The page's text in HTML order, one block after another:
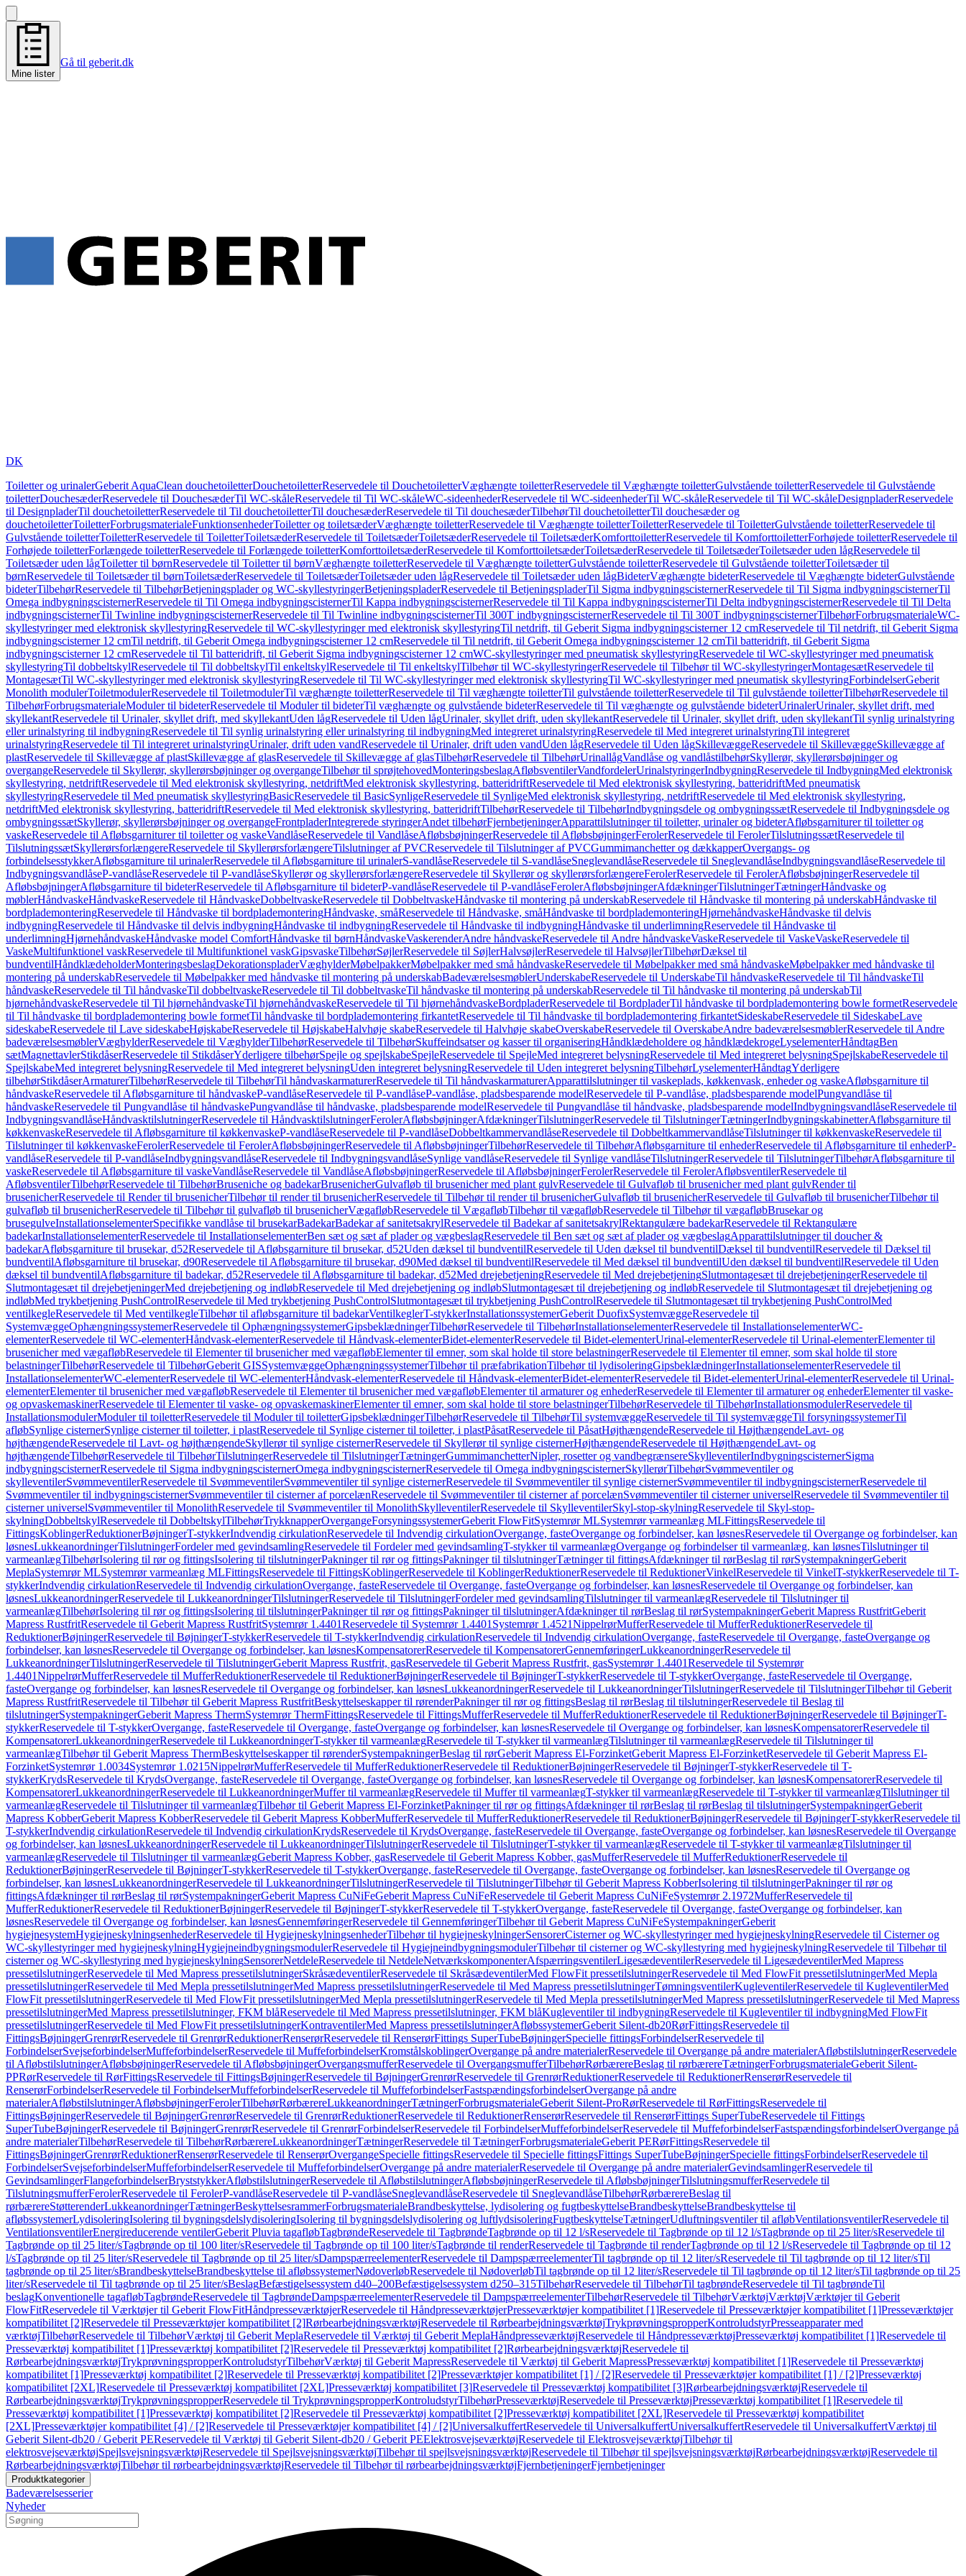
Mine lister
Gå til geberit.dk
DK
Toiletter og urinalerGeberit AquaClean douchetoiletterDouchetoiletterReservedele til DouchetoiletterVæghængte toiletterReservedele til Væghængte toiletterGulvstående toiletterReservedele til Gulvstående
toiletterDouchesæderReservedele til DouchesæderTil WC-skåleReservedele til Til WC-skåleWC-sideenhederReservedele til WC-sideenhederTil WC-skåleReservedele til Til WC-skåleDesignpladerReservedele
til DesignpladerTil douchetoiletterReservedele til Til douchetoiletterTil douchesæderReservedele til Til douchesæderTilbehørTil douchetoiletterTil douchesæder og
douchetoiletterToiletterForbrugsmaterialeFunktionsenhederToiletter og toiletsæderVæghængte toiletterReservedele til Væghængte toiletterToiletterReservedele til ToiletterGulvstående toiletterReservedele til
Gulvstående toiletterToiletterReservedele til ToiletterToiletsæderReservedele til ToiletsæderToiletsæderReservedele til ToiletsæderKomforttoiletterReservedele til KomforttoiletterForhøjede toiletterReservedele til
Forhøjede toiletterForlængede toiletterReservedele til Forlængede toiletterKomforttoiletsæderReservedele til KomforttoiletsæderToiletsæderReservedele til ToiletsæderToiletsæder uden lågReservedele til
Toiletsæder uden lågToiletter til børnReservedele til Toiletter til børnVæghængte toiletterReservedele til Væghængte toiletterGulvstående toiletterReservedele til Gulvstående toiletterToiletsæder til
børnReservedele til Toiletsæder til børnToiletsæderReservedele til ToiletsæderToiletsæder uden lågReservedele til Toiletsæder uden lågBideterVæghængte bideterReservedele til Væghængte bideterGulvstående
bideterTilbehørReservedele til TilbehørBetjeningsplader og WC-skyllestyringerBetjeningspladerReservedele til BetjeningspladerTil Sigma indbygningscisternerReservedele til Til Sigma indbygningscisternerTil
Omega indbygningscisternerReservedele til Til Omega indbygningscisternerTil Kappa indbygningscisternerReservedele til Til Kappa indbygningscisternerTil Delta indbygningscisternerReservedele til Til Delta
indbygningscisternerTil Twinline indbygningscisternerReservedele til Til Twinline indbygningscisternerTil 300T indbygningscisternerReservedele til Til 300T indbygningscisternerTilbehørForbrugsmaterialeWC-
skyllestyringer med elektronisk skyllestyringReservedele til WC-skyllestyringer med elektronisk skyllestyringTil netdrift, til Geberit Sigma indbygningscisterner 12 cmReservedele til Til netdrift, til Geberit Sigma
indbygningscisterner 12 cmTil netdrift, til Geberit Omega indbygningscisterner 12 cmReservedele til Til netdrift, til Geberit Omega indbygningscisterner 12 cmTil batteridrift, til Geberit Sigma
indbygningscisterner 12 cmReservedele til Til batteridrift, til Geberit Sigma indbygningscisterner 12 cmWC-skyllestyringer med pneumatisk skyllestyringReservedele til WC-skyllestyringer med pneumatisk
skyllestyringTil dobbeltskylReservedele til Til dobbeltskylTil enkeltskylReservedele til Til enkeltskylTilbehør til WC-skyllestyringerReservedele til Tilbehør til WC-skyllestyringerMontagesætReservedele til
MontagesætTil WC-skyllestyringer med elektronisk skyllestyringReservedele til Til WC-skyllestyringer med elektronisk skyllestyringTil WC-skyllestyringer med pneumatisk skyllestyringForbindelserGeberit
Monolith modulerToiletmodulerReservedele til ToiletmodulerTil væghængte toiletterReservedele til Til væghængte toiletterTil gulvstående toiletterReservedele til Til gulvstående toiletterTilbehørReservedele til
TilbehørForbrugsmaterialeModuler til bideterReservedele til Moduler til bideterTil væghængte og gulvstående bideterReservedele til Til væghængte og gulvstående bideterUrinalerUrinaler, skyllet drift, med
skyllekantReservedele til Urinaler, skyllet drift, med skyllekantUden lågReservedele til Uden lågUrinaler, skyllet drift, uden skyllekantReservedele til Urinaler, skyllet drift, uden skyllekantTil synlig urinalstyring
eller urinalstyring til indbygningReservedele til Til synlig urinalstyring eller urinalstyring til indbygningMed integreret urinalstyringReservedele til Med integreret urinalstyringTil integreret
urinalstyringReservedele til Til integreret urinalstyringUrinaler, drift uden vandReservedele til Urinaler, drift uden vandUden lågReservedele til Uden lågSkillevæggeReservedele til SkillevæggeSkillevægge af
plastReservedele til Skillevægge af plastSkillevægge af glasReservedele til Skillevægge af glasTilbehørReservedele til TilbehørUrinallågVandlåse og vandlåstilbehørSkyllerør, skyllerørsbøjninger og
overgangeReservedele til Skyllerør, skyllerørsbøjninger og overgangeTilbehør til sprøjtehovedMonteringsbeslagAfløbsventilerVandfordelerUrinalstyringerIndbygningReservedele til IndbygningMed elektronisk
skyllestyring, netdriftReservedele til Med elektronisk skyllestyring, netdriftMed elektronisk skyllestyring, batteridriftReservedele til Med elektronisk skyllestyring, batteridriftMed pneumatisk
skyllestyringReservedele til Med pneumatisk skyllestyringBasicReservedele til BasicSynligeReservedele til SynligeMed elektronisk skyllestyring, netdriftReservedele til Med elektronisk skyllestyring,
netdriftMed elektronisk skyllestyring, batteridriftReservedele til Med elektronisk skyllestyring, batteridriftTilbehørReservedele til TilbehørIndbygningsdele og ombygningssætReservedele til Indbygningsdele og
ombygningssætSkyllerør, skyllerørsbøjninger og overgangeFrontpladerIntegrerede styringerAndet tilbehørFjernbetjeningerApparattilslutninger til toiletter, urinaler og bideterAfløbsgarniturer til toiletter og
vaskeReservedele til Afløbsgarniturer til toiletter og vaskeVandlåseReservedele til VandlåseAfløbsbøjningerReservedele til AfløbsbøjningerFerolerReservedele til FerolerTilslutningssætReservedele til
TilslutningssætSkyllerørsforlængereReservedele til SkyllerørsforlængereTilslutninger af PVCReservedele til Tilslutninger af PVCGummimanchetter og dækkapperOvergangs- og
forbindelsesstykkerAfløbsgarniture til urinalerReservedele til Afløbsgarniture til urinalerS-vandlåseReservedele til S-vandlåseSneglevandlåseReservedele til SneglevandlåseIndbygningsvandlåseReservedele til
IndbygningsvandlåseP-vandlåseReservedele til P-vandlåseSkyllerør og skyllerørsforlængereReservedele til Skyllerør og skyllerørsforlængereFerolerReservedele til FerolerAfløbsbøjningerReservedele til
AfløbsbøjningerAfløbsgarniture til bideterReservedele til Afløbsgarniture til bideterP-vandlåseReservedele til P-vandlåseFerolerAfløbsbøjningerAfdækningerTilslutningerTætningerHåndvaske og
møblerHåndvaskeHåndvaskeReservedele til HåndvaskeDobbeltvaskeReservedele til DobbeltvaskeHåndvaske til montering på underskabReservedele til Håndvaske til montering på underskabHåndvaske til
bordplademonteringReservedele til Håndvaske til bordplademonteringHåndvaske, småReservedele til Håndvaske, småHåndvaske til bordplademonteringHjørnehåndvaskeHåndvaske til delvis
indbygningReservedele til Håndvaske til delvis indbygningHåndvaske til indbygningReservedele til Håndvaske til indbygningHåndvaske til underlimningReservedele til Håndvaske til
underlimningHjørnehåndvaskeHåndvaske model ComfortHåndvaske til børnHåndvaskeVaskerenderAndre håndvaskeReservedele til Andre håndvaskeVaskeReservedele til VaskeVaskeReservedele til
VaskeMultifunktionel vaskReservedele til Multifunktionel vaskGipsvaskeTilbehørSøjlerReservedele til SøjlerHalvsøjlerReservedele til HalvsøjlerTilbehørDæksel til
bundventilHåndklædeholderMonteringsbeslagDekorationspladerVæghylderMøbelpakkerMøbelpakker med små håndvaskeReservedele til Møbelpakker med små håndvaskeMøbelpakker med håndvaske til
montering på underskabReservedele til Møbelpakker med håndvaske til montering på underskabBadeværelsesmøblerUnderskabeReservedele til UnderskabeTil håndvaskeReservedele til Til håndvaskeTil
håndvaskeReservedele til Til håndvaskeTil dobbeltvaskeReservedele til Til dobbeltvaskeTil håndvaske til montering på underskabReservedele til Til håndvaske til montering på underskabTil
hjørnehåndvaskeReservedele til Til hjørnehåndvaskeTil hjørnehåndvaskeReservedele til Til hjørnehåndvaskeBordpladerReservedele til BordpladerTil håndvaske til bordplademontering bowle formetReservedele
til Til håndvaske til bordplademontering bowle formetTil håndvaske til bordplademontering firkantetReservedele til Til håndvaske til bordplademontering firkantetSideskabeReservedele til SideskabeLave
sideskabeReservedele til Lave sideskabeHøjskabeReservedele til HøjskabeHalvhøje skabeReservedele til Halvhøje skabeOverskabeReservedele til OverskabeAndre badeværelsesmøblerReservedele til Andre
badeværelsesmøblerVæghylderReservedele til VæghylderTilbehørReservedele til TilbehørSkuffeindsatser og kasser til organiseringHåndklædeholdere og håndklædekrogeLyselementerHåndtagBen
sætMagnettavlerStikdåserReservedele til StikdåserYderligere tilbehørSpejle og spejlskabeSpejleReservedele til SpejleMed integreret belysningReservedele til Med integreret belysningSpejlskabeReservedele til
SpejlskabeMed integreret belysningReservedele til Med integreret belysningUden integreret belysningReservedele til Uden integreret belysningTilbehørLyselementerHåndtagYderligere
tilbehørStikdåserArmaturerTilbehørReservedele til TilbehørTil håndvaskarmaturerReservedele til Til håndvaskarmaturerApparattilslutninger til vaskeplads, køkkenvask, enheder og vaskeAfløbsgarniture til
håndvaskeReservedele til Afløbsgarniture til håndvaskeP-vandlåseReservedele til P-vandlåseP-vandlåse, pladsbesparende modelReservedele til P-vandlåse, pladsbesparende modelPungvandlåse til
håndvaskeReservedele til Pungvandlåse til håndvaskePungvandlåse til håndvaske, pladsbesparende modelReservedele til Pungvandlåse til håndvaske, pladsbesparende modelIndbygningsvandlåseReservedele til
IndbygningsvandlåseHåndvasktilslutningerReservedele til HåndvasktilslutningerFerolerAfløbsbøjningerAfdækningerTilslutningerReservedele til TilslutningerTætningerIndbygningskabinetterAfløbsgarniture til
køkkenvaskeReservedele til Afløbsgarniture til køkkenvaskeP-vandlåseReservedele til P-vandlåseDobbeltkammervandlåseReservedele til DobbeltkammervandlåseTilslutninger til køkkenvaskeReservedele til
Tilslutninger til køkkenvaskeFerolerReservedele til FerolerAfløbsbøjningerReservedele til AfløbsbøjningerTilbehørReservedele til TilbehørAfløbsgarniture til enhederReservedele til Afløbsgarniture til enhederP-
vandlåseReservedele til P-vandlåseIndbygningsvandlåseReservedele til IndbygningsvandlåseSynlige vandlåseReservedele til Synlige vandlåseTilslutningerReservedele til TilslutningerTilbehørAfløbsgarniture til
vaskeReservedele til Afløbsgarniture til vaskeVandlåseReservedele til VandlåseAfløbsbøjningerReservedele til AfløbsbøjningerFerolerReservedele til FerolerAfløbsventilerReservedele til
AfløbsventilerTilbehørReservedele til TilbehørBruseniche og badekarBrusenicherGulvafløb til brusenicher med plant gulvReservedele til Gulvafløb til brusenicher med plant gulvRender til
brusenicherReservedele til Render til brusenicherTilbehør til render til brusenicherReservedele til Tilbehør til render til brusenicherGulvafløb til brusenicherReservedele til Gulvafløb til brusenicherTilbehør til
gulvafløb til brusenicherReservedele til Tilbehør til gulvafløb til brusenicherVægafløbReservedele til VægafløbTilbehør til vægafløbReservedele til Tilbehør til vægafløbBrusekar og
brusegulveInstallationselementerSpecifikke vandlåse til brusekarBadekarBadekar af sanitetsakrylReservedele til Badekar af sanitetsakrylRektangulære badekarReservedele til Rektangulære
badekarInstallationselementerReservedele til InstallationselementerBen sæt og sæt af plader og vægbeslagReservedele til Ben sæt og sæt af plader og vægbeslagApparattilslutninger til doucher &
badekarAfløbsgarniture til brusekar, d52Reservedele til Afløbsgarniture til brusekar, d52Uden dæksel til bundventilReservedele til Uden dæksel til bundventilDæksel til bundventilReservedele til Dæksel til
bundventilAfløbsgarniture til brusekar, d90Reservedele til Afløbsgarniture til brusekar, d90Med dæksel til bundventilReservedele til Med dæksel til bundventilUden dæksel til bundventilReservedele til Uden
dæksel til bundventilAfløbsgarniture til badekar, d52Reservedele til Afløbsgarniture til badekar, d52Med drejebetjeningReservedele til Med drejebetjeningSlutmontagesæt til drejebetjeningerReservedele til
Slutmontagesæt til drejebetjeningerMed drejebetjening og indløbReservedele til Med drejebetjening og indløbSlutmontagesæt til drejebetjening og indløbReservedele til Slutmontagesæt til drejebetjening og
indløbMed trykbetjening PushControlReservedele til Med trykbetjening PushControlSlutmontagesæt til trykbetjening PushControlReservedele til Slutmontagesæt til trykbetjening PushControlMed
ventilkegleReservedele til Med ventilkegleTilbehør til afløbsgarniture til badekarVentilkeglerT-stykkerInstallationssystemerGeberit DuofixSystemvæggeReservedele til
SystemvæggeOphængningssystemerReservedele til OphængningssystemerGipsbeklædningerTilbehørReservedele til TilbehørInstallationselementerReservedele til InstallationselementerWC-
elementerReservedele til WC-elementerHåndvask-elementerReservedele til Håndvask-elementerBidet-elementerReservedele til Bidet-elementerUrinal-elementerReservedele til Urinal-elementerElementer til
brusenicher med vægafløbReservedele til Elementer til brusenicher med vægafløbElementer til emner, som skal holde til store belastningerReservedele til Elementer til emner, som skal holde til store
belastningerTilbehørReservedele til TilbehørGeberit GISSystemvæggeOphængningssystemerTilbehør til præfabrikationTilbehør til lydisoleringGipsbeklædningerInstallationselementerReservedele til
InstallationselementerWC-elementerReservedele til WC-elementerHåndvask-elementerReservedele til Håndvask-elementerBidet-elementerReservedele til Bidet-elementerUrinal-elementerReservedele til Urinal-
elementerElementer til brusenicher med vægafløbReservedele til Elementer til brusenicher med vægafløbElementer til armaturer og enhederReservedele til Elementer til armaturer og enhederElementer til vaske-
og opvaskemaskinerReservedele til Elementer til vaske- og opvaskemaskinerElementer til emner, som skal holde til store belastningerTilbehørReservedele til TilbehørInstallationsmodulerReservedele til
InstallationsmodulerModuler til toiletterReservedele til Moduler til toiletterGipsbeklædningerTilbehørReservedele til TilbehørTil systemvæggeReservedele til Til systemvæggeTil forsyningssystemerTil
afløbSynlige cisternerSynlige cisterner til toiletter, i plastReservedele til Synlige cisterner til toiletter, i plastPåsatReservedele til PåsatHøjthængendeReservedele til HøjthængendeLavt- og
højthængendeReservedele til Lavt- og højthængendeSkyllerør til synlige cisternerReservedele til Skyllerør til synlige cisternerHøjthængendeReservedele til HøjthængendeLavt- og
højthængendeTilbehørReservedele til TilbehørTilslutningerReservedele til TilslutningerTætningerGummimanchetterNipler, rosetter og vandbegrænsereSkylleventilerIndbygningscisternerSigma
indbygningscisternerReservedele til Sigma indbygningscisternerOmega indbygningscisternerReservedele til Omega indbygningscisternerSkyllerørTilbehørSvømmeventiler og
skylleventilerSvømmeventilerReservedele til SvømmeventilerSvømmeventiler til synlige cisternerReservedele til Svømmeventiler til synlige cisternerSvømmeventiler til indbygningscisternerReservedele til
Svømmeventiler til indbygningscisternerSvømmeventiler til cisterner af porcelænReservedele til Svømmeventiler til cisterner af porcelænSvømmeventiler til cisterner universelReservedele til Svømmeventiler til
cisterner universelSvømmeventiler til MonolithReservedele til Svømmeventiler til MonolithSkylleventilerReservedele til SkylleventilerSkyl-stop-skylningReservedele til Skyl-stop-
skylningDobbeltskylReservedele til DobbeltskylTilbehørTrykknapperOvergangeForsyningssystemerGeberit FlowFitSystemrør MLSystemrør varmeanlæg MLFittingsReservedele til
FittingsKoblingerReduktionerBøjningerT-stykkerIndvendig cirkulationReservedele til Indvendig cirkulationOvergange, fasteOvergange og forbindelser, kan løsnesReservedele til Overgange og forbindelser, kan
løsnesLukkeanordningerTilslutningerFordeler med gevindsamlingReservedele til Fordeler med gevindsamlingT-stykker til varmeanlægOvergange og forbindelser til varmeanlæg, kan løsnesTilslutninger til
varmeanlægTilbehørIsolering til rør og fittingsIsolering til tilslutningerPakninger til rør og fittingsPakninger til tilslutningerTætninger til fittingsAfdækninger til rørBeslag til rørSystempakningerGeberit
MeplaSystemrør MLSystemrør varmeanlæg MLFittingsReservedele til FittingsKoblingerReservedele til KoblingerReduktionerReservedele til ReduktionerVinkelReservedele til VinkelT-stykkerReservedele til T-
stykkerIndvendig cirkulationReservedele til Indvendig cirkulationOvergange, fasteReservedele til Overgange, fasteOvergange og forbindelser, kan løsnesReservedele til Overgange og forbindelser, kan
løsnesLukkeanordningerReservedele til LukkeanordningerTilslutningerReservedele til TilslutningerFordeler med gevindsamlingTilslutninger til varmeanlægReservedele til Tilslutninger til
varmeanlægTilbehørIsolering til rør og fittingsIsolering til tilslutningerPakninger til rør og fittingsPakninger til tilslutningerAfdækninger til rørBeslag til rørSystempakningerGeberit Mapress RustfritGeberit
Mapress RustfritReservedele til Geberit Mapress RustfritSystemrør 1.4401Reservedele til Systemrør 1.4401 Systemrør 1.4521NippelrørMufferReservedele til MufferReduktionerReservedele til
ReduktionerBøjningerReservedele til BøjningerT-stykkerReservedele til T-stykkerIndvendig cirkulationReservedele til Indvendig cirkulationOvergange, fasteReservedele til Overgange, fasteOvergange og
forbindelser, kan løsnesReservedele til Overgange og forbindelser, kan løsnesKompensatorerReservedele til KompensatorerGennemføringerLukkeanordningerReservedele til
LukkeanordningerTilslutningerReservedele til TilslutningerGeberit Mapress Rustfrit, gasReservedele til Geberit Mapress Rustfrit, gasSystemrør 1.4401Reservedele til Systemrør
1.4401NippelrørMufferReservedele til MufferReduktionerReservedele til ReduktionerBøjningerReservedele til BøjningerT-stykkerReservedele til T-stykkerOvergange, fasteReservedele til Overgange,
fasteOvergange og forbindelser, kan løsnesReservedele til Overgange og forbindelser, kan løsnesLukkeanordningerReservedele til LukkeanordningerTilslutningerReservedele til TilslutningerTilbehør til Geberit
Mapress RustfritReservedele til Tilbehør til Geberit Mapress RustfritBeskyttelseskapper til rørenderPakninger til rør og fittingsBeslag til rørBeslag til tilslutningerReservedele til Beslag til
tilslutningerSystempakningerGeberit Mapress ThermSystemrør ThermFittingsReservedele til FittingsMufferReservedele til MufferReduktionerReservedele til ReduktionerBøjningerReservedele til BøjningerT-
stykkerReservedele til T-stykkerOvergange, fasteReservedele til Overgange, fasteOvergange og forbindelser, kan løsnesReservedele til Overgange og forbindelser, kan løsnesKompensatorerReservedele til
KompensatorerLukkeanordningerReservedele til LukkeanordningerT-stykker til varmeanlægReservedele til T-stykker til varmeanlægTilslutninger til varmeanlægReservedele til Tilslutninger til
varmeanlægTilbehør til Geberit Mapress ThermBeskyttelseskapper til rørenderSystempakningerBeslag til rørGeberit Mapress El-ForzinketGeberit Mapress El-ForzinketReservedele til Geberit Mapress El-
ForzinketSystemrør 1.0034Systemrør 1.0215NippelrørMufferReservedele til MufferReduktionerReservedele til ReduktionerBøjningerReservedele til BøjningerT-stykkerReservedele til T-
stykkerKrydsReservedele til KrydsOvergange, fasteReservedele til Overgange, fasteOvergange og forbindelser, kan løsnesReservedele til Overgange og forbindelser, kan løsnesKompensatorerReservedele til
KompensatorerLukkeanordningerReservedele til LukkeanordningerMuffer til varmeanlægReservedele til Muffer til varmeanlægT-stykker til varmeanlægReservedele til T-stykker til varmeanlægTilslutninger til
varmeanlægReservedele til Tilslutninger til varmeanlægTilbehør til Geberit Mapress El-ForzinketPakninger til rør og fittingsAfdækninger til rørBeslag til rørBeslag til tilslutningerSystempakningerGeberit
Mapress KobberGeberit Mapress KobberReservedele til Geberit Mapress KobberMufferReservedele til MufferReduktionerReservedele til ReduktionerBøjningerReservedele til BøjningerT-stykkerReservedele til
T-stykkerIndvendig cirkulationReservedele til Indvendig cirkulationKrydsReservedele til KrydsOvergange, fasteReservedele til Overgange, fasteOvergange og forbindelser, kan løsnesReservedele til Overgange
og forbindelser, kan løsnesLukkeanordningerReservedele til LukkeanordningerTilslutningerReservedele til TilslutningerT-stykker til varmeanlægReservedele til T-stykker til varmeanlægTilslutninger til
varmeanlægReservedele til Tilslutninger til varmeanlægGeberit Mapress Kobber, gasReservedele til Geberit Mapress Kobber, gasMufferReservedele til MufferReduktionerReservedele til
ReduktionerBøjningerReservedele til BøjningerT-stykkerReservedele til T-stykkerOvergange, fasteReservedele til Overgange, fasteOvergange og forbindelser, kan løsnesReservedele til Overgange og
forbindelser, kan løsnesLukkeanordningerReservedele til LukkeanordningerTilslutningerReservedele til TilslutningerTilbehør til Geberit Mapress KobberIsolering til tilslutningerPakninger til rør og
fittingsAfdækninger til rørBeslag til rørSystempakningerGeberit Mapress CuNiFeGeberit Mapress CuNiFeReservedele til Geberit Mapress CuNiFeSystemrør 2.1972MufferReservedele til
MufferReduktionerReservedele til ReduktionerBøjningerReservedele til BøjningerT-stykkerReservedele til T-stykkerOvergange, fasteReservedele til Overgange, fasteOvergange og forbindelser, kan
løsnesReservedele til Overgange og forbindelser, kan løsnesGennemføringerReservedele til GennemføringerTilbehør til Geberit Mapress CuNiFeSystempakningerGeberit
hygiejnesystemHygiejneskylningsenhederReservedele til HygiejneskylningsenhederTilbehør til hygiejneskylningerSensorerCisterner og WC-skyllestyringer med hygiejneskylningReservedele til Cisterner og
WC-skyllestyringer med hygiejneskylningHygiejneindbygningsmodulerReservedele til HygiejneindbygningsmodulerTilbehør til cisterner og WC-skyllestyring med hygiejneskylningReservedele til Tilbehør til
cisterner og WC-skyllestyring med hygiejneskylningSensorerNetdeleReservedele til NetdeleNetværkskomponenterAfspærringsventilerLigesædeventilerReservedele til LigesædeventilerMed Mapress
pressetilslutningerReservedele til Med Mapress pressetilslutningerSkråsædeventilerReservedele til SkråsædeventilerMed FlowFit pressetilslutningerReservedele til Med FlowFit pressetilslutningerMed Mepla
pressetilslutningerReservedele til Med Mepla pressetilslutningerMed Mapress pressetilslutningerReservedele til Med Mapress pressetilslutningerTømningsventilerKugleventilerReservedele til KugleventilerMed
FlowFit pressetilslutningerReservedele til Med FlowFit pressetilslutningerMed Mepla pressetilslutningerReservedele til Med Mepla pressetilslutningerMed Mapress pressetilslutningerReservedele til Med Mapress
pressetilslutningerMed Mapress pressetilslutninger, FKM blåReservedele til Med Mapress pressetilslutninger, FKM blåKugleventiler til indbygningReservedele til Kugleventiler til indbygningMed FlowFit
pressetilslutningerReservedele til Med FlowFit pressetilslutningerKontraventilerMed Mapress pressetilslutningerAfløbssystemerGeberit Silent-db20RørFittingsReservedele til
FittingsBøjningerGrenrørReservedele til GrenrørReduktionerRenserørReservedele til RenserørFittings SuperTubeBøjningerSpecielle fittingsForbindelserReservedele til
ForbindelserSvejseforbindelserMuffeforbindelserReservedele til MuffeforbindelserKromstålskoblingerOvergange på andre materialerReservedele til Overgange på andre materialerAfløbstilslutningerReservedele
til AfløbstilslutningerAfløbsbøjningerReservedele til AfløbsbøjningerOvergangsmufferReservedele til OvergangsmufferTilbehørRørbærereBeslag til rørbærereTætningerForbrugsmaterialeGeberit Silent-
PPRørReservedele til RørFittingsReservedele til FittingsBøjningerReservedele til BøjningerGrenrørReservedele til GrenrørReduktionerReservedele til ReduktionerRenserørReservedele til
RenserørForbindelserReservedele til ForbindelserMuffeforbindelserReservedele til MuffeforbindelserFastspændingsforbindelserOvergange på andre
materialerAfløbstilslutningerAfløbsbøjningerFerolerTilbehørRørbærereLukkeanordningerTætningerForbrugsmaterialeGeberit Silent-ProRørReservedele til RørFittingsReservedele til
FittingsBøjningerReservedele til BøjningerGrenrørReservedele til GrenrørReduktionerReservedele til ReduktionerRenserørReservedele til RenserørFittings SuperTubeReservedele til Fittings
SuperTubeBøjningerReservedele til BøjningerGrenrørReservedele til GrenrørForbindelserReservedele til ForbindelserMuffeforbindelserReservedele til MuffeforbindelserFastspændingsforbindelserOvergange på
andre materialerTilbehørReservedele til TilbehørRørbærereLukkeanordningerTætningerReservedele til TætningerForbrugsmaterialeGeberit PERørFittingsReservedele til
FittingsBøjningerGrenrørReduktionerRenserørReservedele til RenserørOvergangeSpecielle fittingsReservedele til Specielle fittingsFittings SuperTubeBøjningerSpecielle fittingsForbindelserReservedele til
ForbindelserSvejseforbindelserMuffeforbindelserReservedele til MuffeforbindelserOvergange på andre materialerReservedele til Overgange på andre materialerGevindsamlingerReservedele til
GevindsamlingerFlangeforbindelserBryststykkerAfløbstilslutningerReservedele til AfløbstilslutningerAfløbsbøjningerReservedele til AfløbsbøjningerTilslutningsmufferReservedele til
TilslutningsmufferFerolerReservedele til FerolerP-vandlåseReservedele til P-vandlåseSneglevandlåseReservedele til SneglevandlåseTilbehørRørbærereBeslag til
rørbærereStøtterenderLukkeanordningerTætningerBeskyttelsesrammerForbrugsmaterialeBrandbeskyttelse, lydisolering og fugtbeskyttelseBrandbeskyttelseBrandbeskyttelse til
afløbssystemerLydisoleringIsolering til bygningsdelslydisoleringIsolering til bygningsdelslydisolering og luftlydsisoleringFugtbeskyttelseTætningerUdluftningsventiler til afløbVentilationsventilerReservedele til
VentilationsventilerEnergireducerende ventilerGeberit Pluvia tagafløbTagbrøndeReservedele til TagbrøndeTagbrønde op til 12 l/sReservedele til Tagbrønde op til 12 l/sTagbrønde op til 25 liter/sReservedele til
Tagbrønde op til 25 liter/sTagbrønde op til 100 liter/sReservedele til Tagbrønde op til 100 liter/sTagbrønde til renderReservedele til Tagbrønde til renderTagbrønde op til 12 l/sReservedele til Tagbrønde op til 12
l/sTagbrønde op til 25 liter/sReservedele til Tagbrønde op til 25 liter/sDampspærreelementerReservedele til DampspærreelementerTil tagbrønde op til 12 liter/sReservedele til Til tagbrønde op til 12 liter/sTil
tagbrønde op til 25 liter/sBrandbeskyttelseBrandbeskyttelse til afløbssystemerNødoverløbReservedele til NødoverløbTil tagbrønde op til 12 liter/sReservedele til Til tagbrønde op til 12 liter/sTil tagbrønde op til 25
liter/sReservedele til Til tagbrønde op til 25 liter/sBeslagBefæstigelsessystem d40–200Befæstigelsessystem d250–315TilbehørReservedele til TilbehørTil tagbrøndeReservedele til Til tagbrøndeTil
beslagKonventionelle tagafløbTagbrøndeReservedele til TagbrøndeDampspærreelementerReservedele til DampspærreelementerTilbehørReservedele til TilbehørVærktøjVærktøjVærktøjer til Geberit
FlowFitReservedele til Værktøjer til Geberit FlowFitHåndpresseværktøjerReservedele til HåndpresseværktøjerPresseværktøjer kompatibilitet [1]Reservedele til Presseværktøjer kompatibilitet [1]Presseværktøjer
kompatibilitet [2]Reservedele til Presseværktøjer kompatibilitet [2]RørbearbejdningsværktøjReservedele til RørbearbejdningsværktøjTrykprøvningspropperKontroludstyrPresseapparater med
værktøjTilbehørReservedele til TilbehørVærktøj til Geberit MeplaReservedele til Værktøj til Geberit MeplaHåndpresseværktøjReservedele til HåndpresseværktøjPresseværktøj kompatibilitet [1]Reservedele til
Presseværktøj kompatibilitet [1]Presseværktøj kompatibilitet [2]Reservedele til Presseværktøj kompatibilitet [2]RørbearbejdningsværktøjReservedele til
RørbearbejdningsværktøjTrykprøvningspropperKontroludstyrTilbehørVærktøj til Geberit MapressReservedele til Værktøj til Geberit MapressPresseværktøj kompatibilitet [1]Reservedele til Presseværktøj
kompatibilitet [1]Presseværktøj kompatibilitet [2]Reservedele til Presseværktøj kompatibilitet [2]Presseværktøjer kompatibilitet [1] / [2]Reservedele til Presseværktøjer kompatibilitet [1] / [2]Presseværktøj
kompatibilitet [2XL]Reservedele til Presseværktøj kompatibilitet [2XL]Presseværktøj kompatibilitet [3]Reservedele til Presseværktøj kompatibilitet [3]RørbearbejdningsværktøjReservedele til
RørbearbejdningsværktøjTrykprøvningspropperReservedele til TrykprøvningspropperKontroludstyrTilbehørPresseværktøjReservedele til PresseværktøjPresseværktøj kompatibilitet [1]Reservedele til
Presseværktøj kompatibilitet [1]Presseværktøj kompatibilitet [2]Reservedele til Presseværktøj kompatibilitet [2]Presseværktøj kompatibilitet [2XL]Reservedele til Presseværktøj kompatibilitet
[2XL]Presseværktøjer kompatibilitet [4] / [2]Reservedele til Presseværktøjer kompatibilitet [4] / [2]UniversalkuffertReservedele til UniversalkuffertUniversalkuffertReservedele til UniversalkuffertVærktøj til
Geberit Silent-db20 / Geberit PEReservedele til Værktøj til Geberit Silent-db20 / Geberit PEElektrosvejseværktøjReservedele til ElektrosvejseværktøjTilbehør til
elektrosvejseværktøjSpejlsvejsningsværktøjReservedele til SpejlsvejsningsværktøjTilbehør til spejlsvejsningsværktøjReservedele til Tilbehør til spejlsvejsningsværktøjRørbearbejdningsværktøjReservedele til
RørbearbejdningsværktøjTilbehør til rørbearbejdningsværktøjReservedele til Tilbehør til rørbearbejdningsværktøjFjernbetjeningerFjernbetjeninger
Produktkategorier
Badeværelsesserier
Nyheder